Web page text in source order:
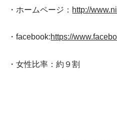
・ホームページ： http://
・facebook:https://
・女性比率：約９割